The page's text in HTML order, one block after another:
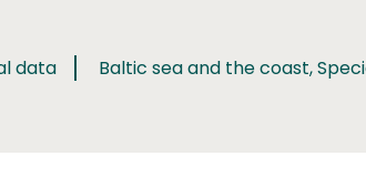
data Baltic sea and the coast,